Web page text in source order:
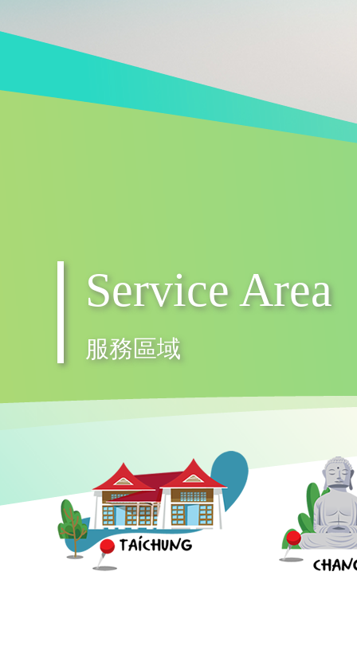
Service Area
服務區域